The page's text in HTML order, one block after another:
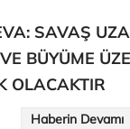
SAVAŞ
BÜYÜME
OLACAKTIR
Haberin Devamı